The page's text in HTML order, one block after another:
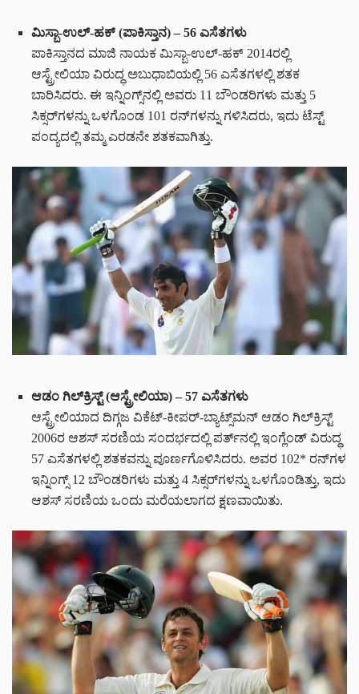
ಮಿಸ್ಬಾ-ಉಲ್-ಹಕ್ (ಪಾಕಿಸ್ತಾನ) – 56 ಎಸೆತಗಳು
ಪಾಕಿಸ್ತಾನದ ಮಾಜಿ ನಾಯಕ ಮಿಸ್ಬಾ-ಉಲ್-ಹಕ್ 2014ರಲ್ಲಿ
ಆಸ್ಟ್ರೇಲಿಯಾ ವಿರುದ್ಧ ಅಬುಧಾಬಿಯಲ್ಲಿ 56 ಎಸೆತಗಳಲ್ಲಿ ಶತಕ
ಬಾರಿಸಿದರು. ಈ ಇನ್ನಿಂಗ್ಸ್‌ನಲ್ಲಿ ಅವರು 11 ಬೌಂಡರಿಗಳು ಮತ್ತು 5
ಸಿಕ್ಸರ್‌ಗಳನ್ನು ಒಳಗೊಂಡ 101 ರನ್‌ಗಳನ್ನು ಗಳಿಸಿದರು, ಇದು ಟೆಸ್ಟ್
ಪಂದ್ಯದಲ್ಲಿ ತಮ್ಮ ಎರಡನೇ ಶತಕವಾಗಿತ್ತು.
ಆಡಂ ಗಿಲ್‌ಕ್ರಿಸ್ಟ್ (ಆಸ್ಟ್ರೇಲಿಯಾ) – 57 ಎಸೆತಗಳು
ಆಸ್ಟ್ರೇಲಿಯಾದ ದಿಗ್ಗಜ ವಿಕೆಟ್-ಕೀಪರ್-ಬ್ಯಾಟ್ಸ್‌ಮನ್ ಆಡಂ ಗಿಲ್‌ಕ್ರಿಸ್ಟ್
2006ರ ಆಶಸ್ ಸರಣಿಯ ಸಂದರ್ಭದಲ್ಲಿ ಪರ್ತ್‌ನಲ್ಲಿ ಇಂಗ್ಲೆಂಡ್ ವಿರುದ್ಧ
57 ಎಸೆತಗಳಲ್ಲಿ ಶತಕವನ್ನು ಪೂರ್ಣಗೊಳಿಸಿದರು. ಅವರ 102* ರನ್‌ಗಳ
ಇನ್ನಿಂಗ್ಸ್ 12 ಬೌಂಡರಿಗಳು ಮತ್ತು 4 ಸಿಕ್ಸರ್‌ಗಳನ್ನು ಒಳಗೊಂಡಿತ್ತು, ಇದು
ಆಶಸ್ ಸರಣಿಯ ಒಂದು ಮರೆಯಲಾಗದ ಕ್ಷಣವಾಯಿತು.